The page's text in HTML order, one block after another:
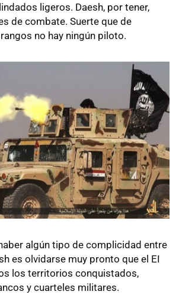
ligeros. Daesh, por tener,
de combate. Suerte que de
no hay ningún piloto.
algún tipo de complicidad entre
es olvidarse muy pronto que el EI
los territorios conquistados,
y cuarteles militares.